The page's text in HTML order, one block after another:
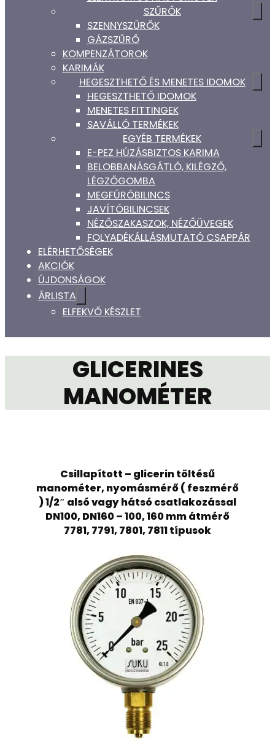
SZŰRŐK
SZENNYSZŰRŐK
GÁZSZŰRŐ
KOMPENZÁTOROK
KARIMÁK
HEGESZTHETŐ ÉS MENETES IDOMOK
HEGESZTHETŐ IDOMOK
MENETES FITTINGEK
SAVÁLLÓ TERMÉKEK
EGYÉB TERMÉKEK
E-PEZ HÚZÁSBIZTOS KARIMA
BELOBBANÁSGÁTLÓ, KILÉGZŐ,
LÉGZŐGOMBA
MEGFÚRÓBILINCS
JAVÍTÓBILINCSEK
NÉZŐSZAKASZOK, NÉZŐÜVEGEK
FOLYADÉKÁLLÁSMUTATÓ CSAPPÁR
ELÉRHETŐSÉGEK
AKCIÓK
ÚJDONSÁGOK
ÁRLISTA
ELFEKVŐ KÉSZLET
GLICERINES
MANOMÉTER
Csillapított – glicerin töltésű
manométer, nyomásmérő ( feszmérő
) 1/2″ alsó vagy hátsó csatlakozással
DN100, DN160 – 100, 160 mm átmérő
7781, 7791, 7801, 7811 típusok